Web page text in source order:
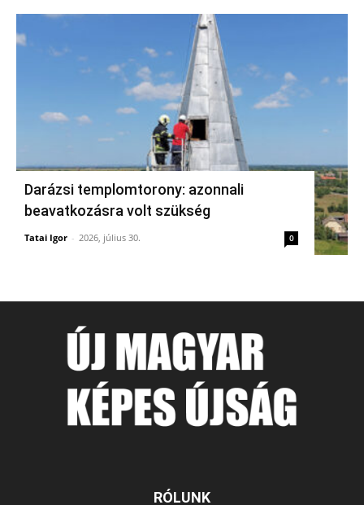
Darázsi templomtorony: azonnali
beavatkozásra volt szükség
Tatai Igor - 2026, július 30. 0
RÓLUNK